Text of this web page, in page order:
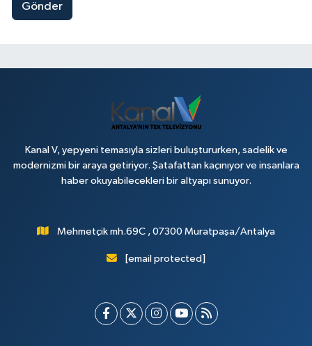
Gönder
Kanal V, yepyeni temasıyla sizleri buluştururken, sadelik ve
modernizmi bir araya getiriyor. Şatafattan kaçınıyor ve insanlara
haber okuyabilecekleri bir altyapı sunuyor.
Mehmetçik mh.69C , 07300 Muratpaşa/Antalya
[email protected]